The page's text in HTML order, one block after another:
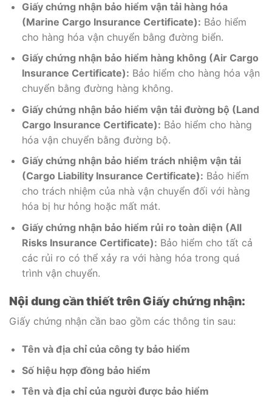
Giấy chứng nhận bảo hiểm vận tải hàng hóa
(Marine Cargo Insurance Certificate): Bảo hiểm
cho hàng hóa vận chuyển bằng đường biển.
Giấy chứng nhận bảo hiểm hàng không (Air Cargo
Insurance Certificate): Bảo hiểm cho hàng hóa vận
chuyển bằng đường hàng không.
Giấy chứng nhận bảo hiểm vận tải đường bộ (Land
Cargo Insurance Certificate): Bảo hiểm cho hàng
hóa vận chuyển bằng đường bộ.
Giấy chứng nhận bảo hiểm trách nhiệm vận tải
(Cargo Liability Insurance Certificate): Bảo hiểm
cho trách nhiệm của nhà vận chuyển đối với hàng
hóa bị hư hỏng hoặc mất mát.
Giấy chứng nhận bảo hiểm rủi ro toàn diện (All
Risks Insurance Certificate): Bảo hiểm cho tất cả
các rủi ro có thể xảy ra với hàng hóa trong quá
trình vận chuyển.
Nội dung cần thiết trên Giấy chứng nhận:
Giấy chứng nhận cần bao gồm các thông tin sau:
Tên và địa chỉ của công ty bảo hiểm
Số hiệu hợp đồng bảo hiểm
Tên và địa chỉ của người được bảo hiểm